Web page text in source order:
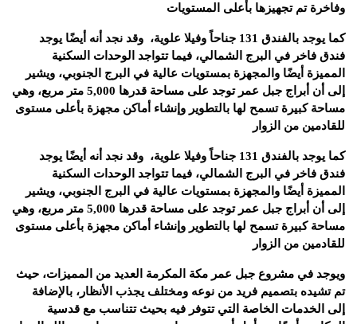
وفاخرة تم تجهيزها بأعلى المستويات
كما يوجد بالفندق 131 جناحاً وفيلا علوية، وقد نجد أنه أيضًا يوجد
فندق فاخر في البرج الشمالي، فيما تتواجد الوحدات السكنية
المميزة أيضًا والمجهزة بمستويات عالية في البرج الجنوبي، ويشير
إلى أن أبراج جبل عمر توجد على مساحة قدرها 5,000 متر مربع، وهي
مساحة كبيرة تسمح لها بالتطوير وإنشاء أماكن مجهزة بأعلى مستوى
للقادمين من الزوار
كما يوجد بالفندق 131 جناحاً وفيلا علوية، وقد نجد أنه أيضًا يوجد
فندق فاخر في البرج الشمالي، فيما تتواجد الوحدات السكنية
المميزة أيضًا والمجهزة بمستويات عالية في البرج الجنوبي، ويشير
إلى أن أبراج جبل عمر توجد على مساحة قدرها 5,000 متر مربع، وهي
مساحة كبيرة تسمح لها بالتطوير وإنشاء أماكن مجهزة بأعلى مستوى
للقادمين من الزوار
ويوجد في مشروع جبل عمر مكة المكرمة العديد من المميزات، حيث
تم تشيده بتصميم فريد من نوعه ومختلف يجذب الأنظار، بالإضافة
إلى الخدمات الخاصة التي تتوفر فيه بحيث تتناسب مع قدسية